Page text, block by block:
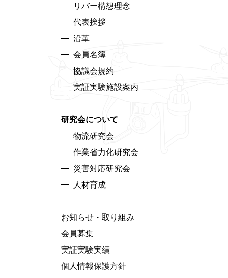
リバー構想理念
代表挨拶
沿革
会員名簿
協議会規約
実証実験施設案内
研究会について
物流研究会
作業省力化研究会
災害対応研究会
人材育成
お知らせ・取り組み
会員募集
実証実験実績
個人情報保護方針